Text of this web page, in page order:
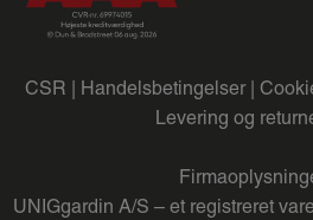
CSR | Handelsbetingelser |
Levering og
UNIGgardin A/S – et registreret